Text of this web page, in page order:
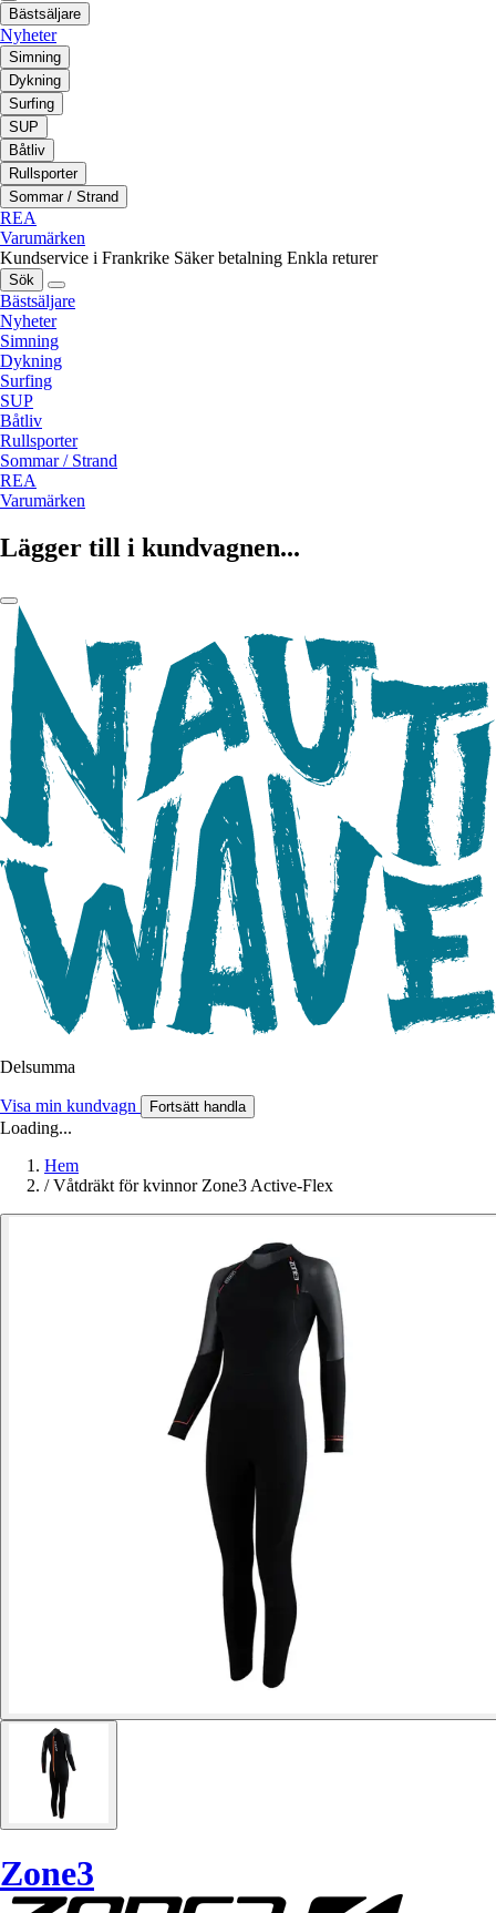
Bästsäljare
Nyheter
Simning
Dykning
Surfing
SUP
Båtliv
Rullsporter
Sommar / Strand
REA
Varumärken
Kundservice i Frankrike Säker betalning Enkla returer
Sök
Bästsäljare
Nyheter
Simning
Dykning
Surfing
SUP
Båtliv
Rullsporter
Sommar / Strand
REA
Varumärken
Lägger till i kundvagnen...
Delsumma
Visa min kundvagn Fortsätt handla
Loading...
Hem
/ Våtdräkt för kvinnor Zone3 Active-Flex
Zone3